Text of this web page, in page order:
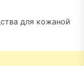
для кожаной